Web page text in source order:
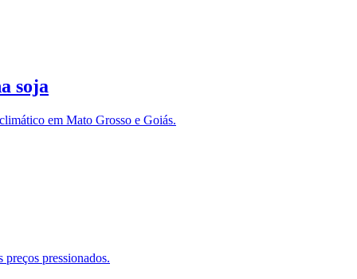
soja
em Mato Grosso e Goiás.
pressionados.